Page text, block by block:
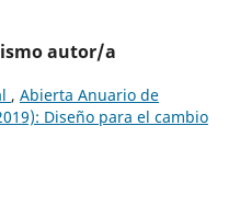
autor/a
, Abierta Anuario de
Diseño para el cambio